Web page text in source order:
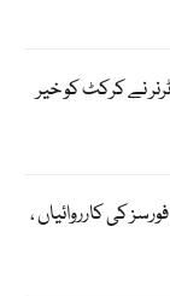
جان ٹرنر نے کرکٹ کو خیر
کی کارروائیاں ،